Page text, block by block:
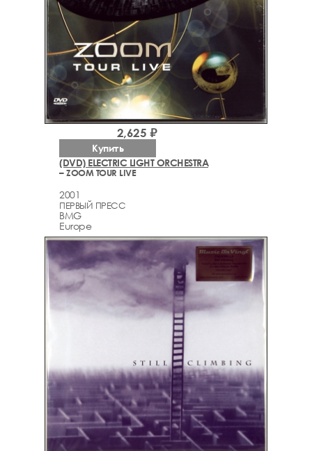
(DVD) ELECTRIC LIGHT ORCHESTRA
– ZOOM TOUR LIVE
2001
ПЕРВЫЙ ПРЕСС
BMG
Europe
2,625 ₽
Купить